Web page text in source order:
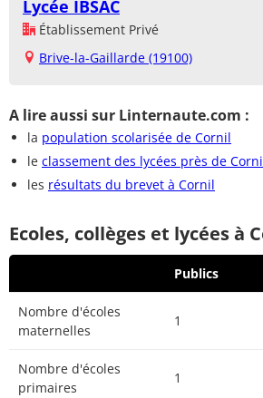
Lycée IBSAC
Établissement Privé
Brive-la-Gaillarde (19100)
A lire aussi sur Linternaute.com :
la population scolarisée de Cornil
le classement des lycées près de
les résultats du brevet à Cornil
Ecoles, collèges et lycées à
Publics
Nombre d'écoles
maternelles
1
Nombre d'écoles
primaires
1